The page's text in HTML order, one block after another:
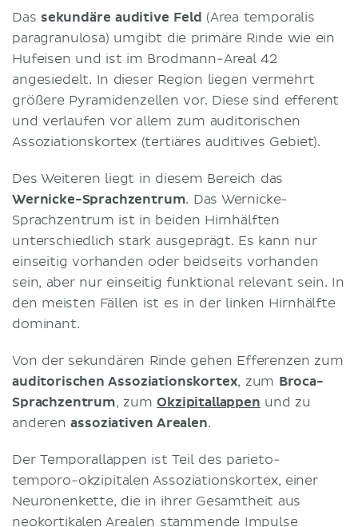
Das sekundäre auditive Feld (Area temporalis
paragranulosa) umgibt die primäre Rinde wie ein
Hufeisen und ist im Brodmann-Areal 42
angesiedelt. In dieser Region liegen vermehrt
größere Pyramidenzellen vor. Diese sind efferent
und verlaufen vor allem zum auditorischen
Assoziationskortex (tertiäres auditives Gebiet).
Des Weiteren liegt in diesem Bereich das
Wernicke-Sprachzentrum. Das Wernicke-
Sprachzentrum ist in beiden Hirnhälften
unterschiedlich stark ausgeprägt. Es kann nur
einseitig vorhanden oder beidseits vorhanden
sein, aber nur einseitig funktional relevant sein. In
den meisten Fällen ist es in der linken Hirnhälfte
dominant.
Von der sekundären Rinde gehen Efferenzen zum
auditorischen Assoziationskortex, zum Broca-
Sprachzentrum, zumOkzipitallappen und zu
anderenassoziativen Arealen.
Der Temporallappen ist Teil des parieto-
temporo-okzipitalen Assoziationskortex, einer
Neuronenkette, die in ihrer Gesamtheit aus
neokortikalen Arealen stammende Impulse